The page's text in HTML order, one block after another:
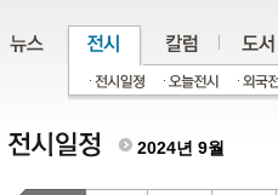
2024년 9월